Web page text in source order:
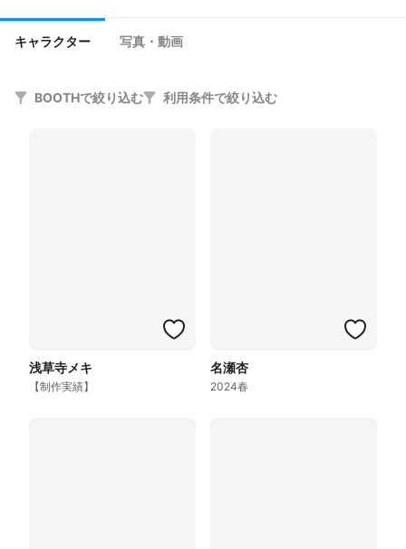
rln.booth.pm
キャラクター 写真・動画
BOOTHで絞り込む 利用条件で絞り込む
浅草寺メキ
【制作実績】
名瀬杏
2024春